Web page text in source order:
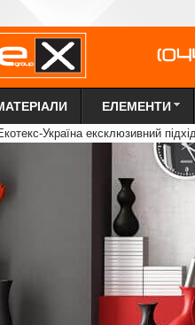
ЕЛЕМЕНТИ
Україна ексклюзивний підх